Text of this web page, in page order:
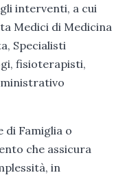
interventi, a cui
Medici di Medicina
Specialisti
fisioterapisti,
di Famiglia o
che assicura
in